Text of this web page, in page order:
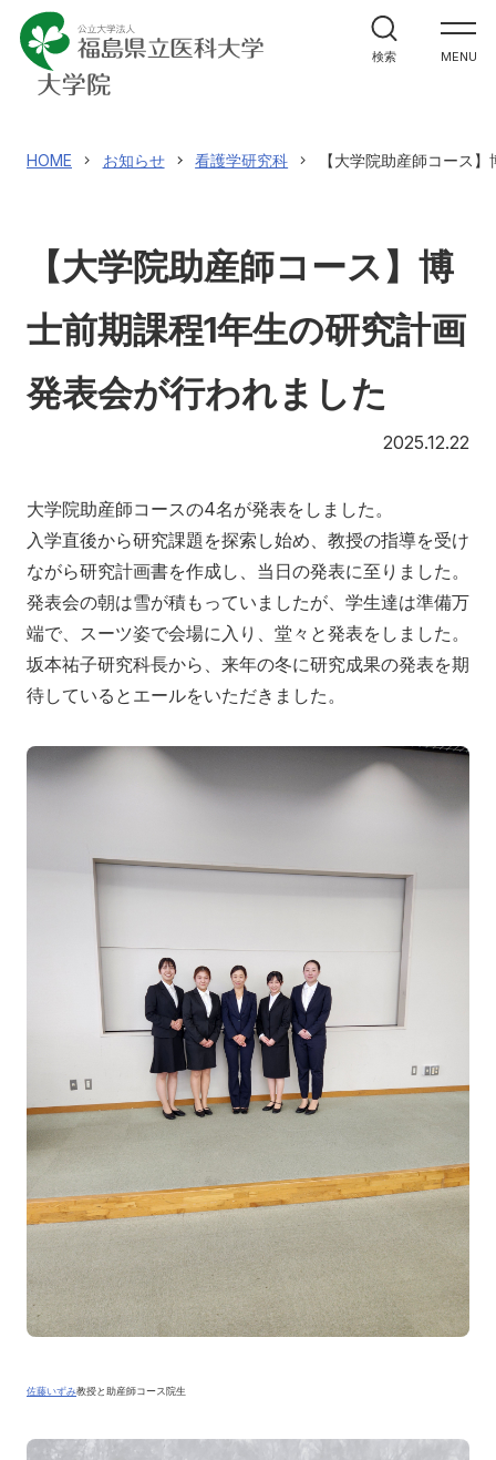
MENU
医学研究科
看護学研究科
保健科学研究科
対象者別
入学希望の方へ 在学生の方へ
卒業生の方へ 教職員の方へ
教職員募集（採用情報） 取材・撮影申し込み
アクセス 寄附 English お問い合わせ
検索
HOME お知らせ 看護学研究科 【大学院助産師コース
【大学院助産師コース】博
士前期課程1年生の研究計画
発表会が行われました
2025.12.22
大学院助産師コースの4名が発表をしました。
入学直後から研究課題を探索し始め、教授の指導を受け
ながら研究計画書を作成し、当日の発表に至りました。
発表会の朝は雪が積もっていましたが、学生達は準備万
端で、スーツ姿で会場に入り、堂々と発表をしました。
坂本祐子研究科長から、来年の冬に研究成果の発表を期
待しているとエールをいただきました。
佐藤いずみ教授と助産師コース院生